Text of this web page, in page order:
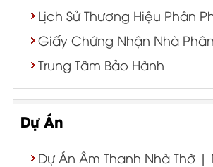
Lịch Sử Thương Hiệu Phân
Giấy Chứng Nhận Nhà
Trung Tâm Bảo Hành
Dự Án
Dự Án Âm Thanh Nhà Thờ |